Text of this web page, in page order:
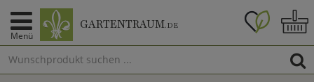
Menü
GARTENTRAUM.DE